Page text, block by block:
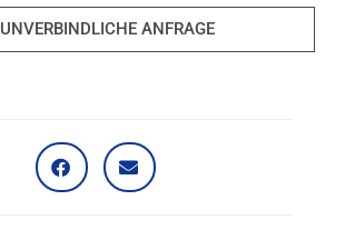
UNVERBINDLICHE ANFRAGE